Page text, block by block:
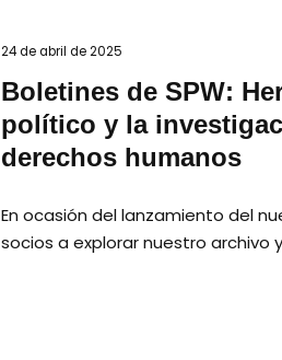
24 de abril de 2025
Boletines de SPW:
político y la
derechos humanos
En ocasión del lanzamiento del
socios a explorar nuestro archivo